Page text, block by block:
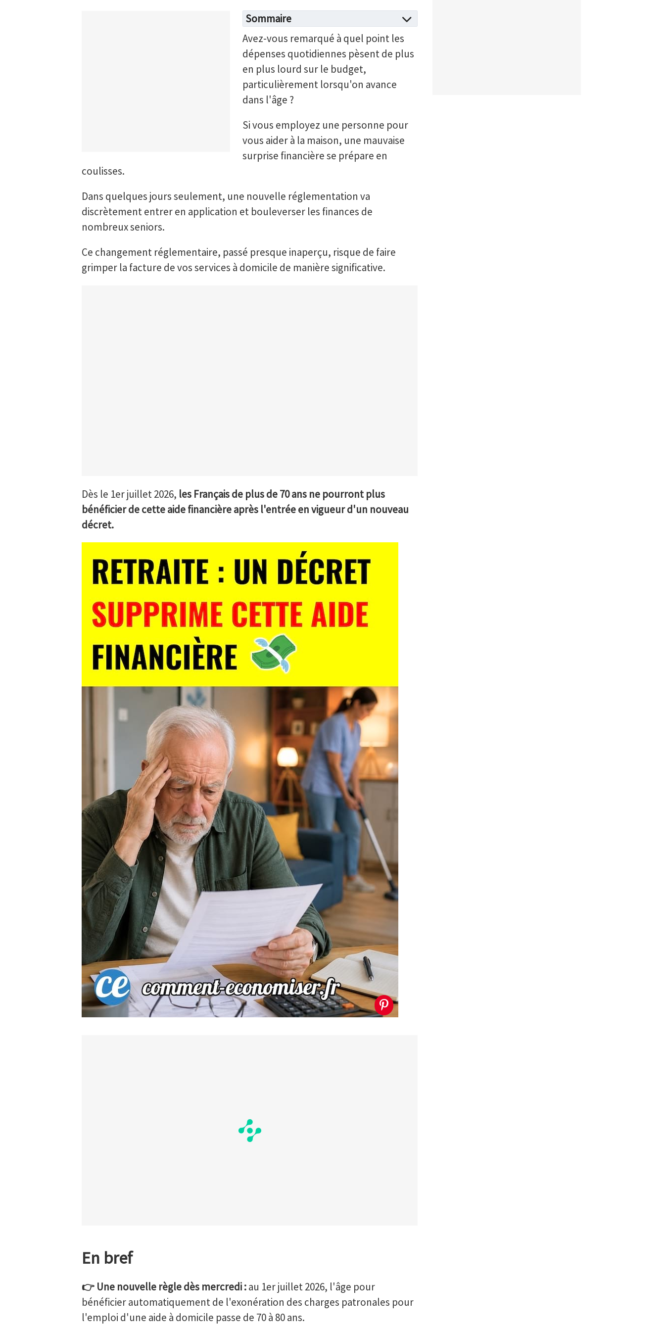
Sommaire
Avez-vous remarqué à quel point les
dépenses quotidiennes pèsent de plus
en plus lourd sur le budget,
particulièrement lorsqu'on avance
dans l'âge ?
Si vous employez une personne pour
vous aider à la maison, une mauvaise
surprise financière se prépare en
coulisses.
Dans quelques jours seulement, une nouvelle réglementation va
discrètement entrer en application et bouleverser les finances de
nombreux seniors.
Ce changement réglementaire, passé presque inaperçu, risque de faire
grimper la facture de vos services à domicile de manière significative.
Dès le 1er juillet 2026, les Français de plus de 70 ans ne pourront plus
bénéficier de cette aide financière après l'entrée en vigueur d'un nouveau
décret.
En bref
👉 Une nouvelle règle dès mercredi :au 1er juillet 2026, l'âge pour
bénéficier automatiquement de l'exonération des charges patronales pour
l'emploi d'une aide à domicile passe de 70 à 80 ans.